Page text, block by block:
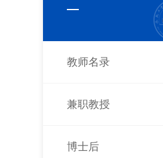
教师名录
兼职教授
博士后